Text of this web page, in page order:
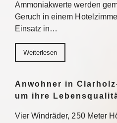
Ammoniakwerte werden
Geruch in einem
Einsatz in…
Weiterlesen
Anwohner in
um ihre
Vier Windräder, 250 Meter